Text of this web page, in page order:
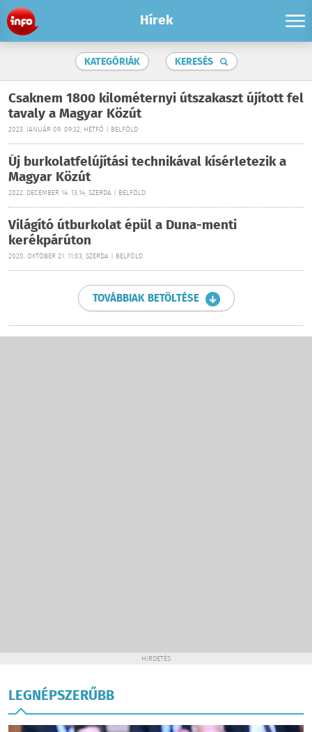
Hírek
KATEGÓRIÁK KERESÉS
Csaknem 1800 kilométernyi útszakaszt újított fel
tavaly a Magyar Közút
2023. JANUÁR 09. 09:32, HÉTFŐ | BELFÖLD
Új burkolatfelújítási technikával kísérletezik a
Magyar Közút
2022. DECEMBER 14. 13:14, SZERDA | BELFÖLD
Világító útburkolat épül a Duna-menti
kerékpárúton
2020. OKTÓBER 21. 11:03, SZERDA | BELFÖLD
TOVÁBBIAK BETÖLTÉSE
HIRDETÉS
LEGNÉPSZERŰBB